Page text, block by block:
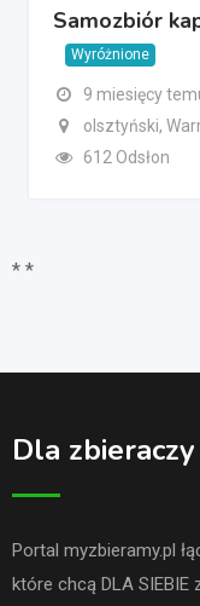
Samozbiór
Wyróżnione
9 miesięcy
olsztyński,
612 Odsłon
* *
Dla zbieraczy
Portal myzbieramy.pl
które chcą DLA